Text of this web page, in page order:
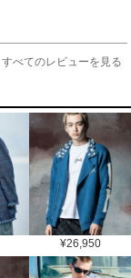
すべてのレビューを見る
¥26,950